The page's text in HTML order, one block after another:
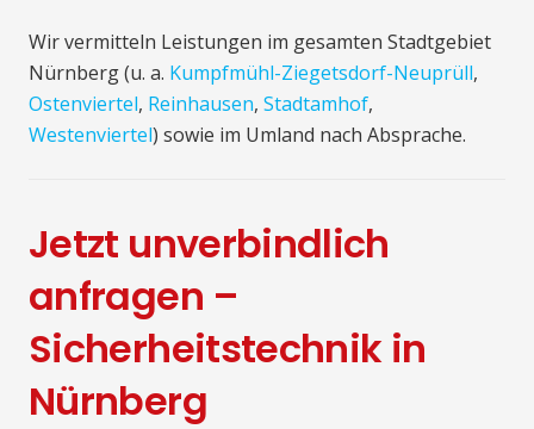
Wir vermitteln Leistungen im gesamten Stadtgebiet
Nürnberg (u. a. Kumpfmühl-Ziegetsdorf-Neuprüll,
Ostenviertel, Reinhausen, Stadtamhof,
Westenviertel) sowie im Umland nach Absprache.
Jetzt unverbindlich
anfragen –
Sicherheitstechnik in
Nürnberg